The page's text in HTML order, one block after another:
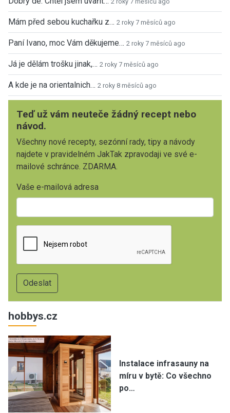
Mám před sebou kuchařku z… 2 roky 7 měsíců ago
Paní Ivano, moc Vám děkujeme… 2 roky 7 měsíců ago
Já je dělám trošku jinak,… 2 roky 7 měsíců ago
A kde je na orientalnich… 2 roky 8 měsíců ago
Teď už vám neuteče žádný recept nebo
návod.
Všechny nové recepty, sezónní rady, tipy a návody
najdete v pravidelném JakTak zpravodaji ve své e-
mailové schránce. ZDARMA.
Vaše e-mailová adresa
hobbys.cz
Instalace infrasauny na
míru v bytě: Co všechno
po…